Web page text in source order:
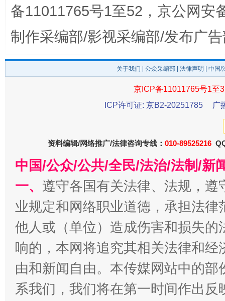
千年窑火 生生不息 一
备11011765号1至52，京公网安
制作采编部/影视采编部/发布广
关于我们 公众采编部 法律声明 | 中国
京ICP备11011765号1至
ICP许可证: 京B2-20251785
广
资料编辑/网络推广/法律咨询专线： 010-89525216
中国/公众/公共/全民/法治/法制/新
一、 遵守各国有关法律、法规，
业规定和网络职业道德，承担法
他人或（单位）造成伤害和损失
响的，本网将追究其相关法律和
由和新闻自由。本传媒网站中的
系我们，我们将在第一时间作出